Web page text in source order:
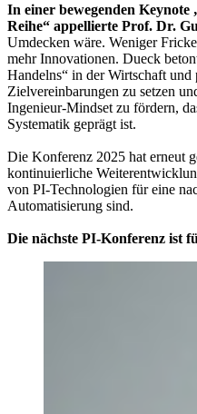
In einer bewegenden
Reihe“ appellierte Prof. Dr.
Umdecken wäre. Weniger
mehr Innovationen. Dueck
Handelns“ in der Wirtschaft
Zielvereinbarungen zu setzen
Ingenieur-Mindset zu fördern,
Systematik geprägt ist.
Die Konferenz 2025 hat erneut
kontinuierliche
von PI-Technologien für eine
Automatisierung sind.
Die nächste PI-Konferenz ist